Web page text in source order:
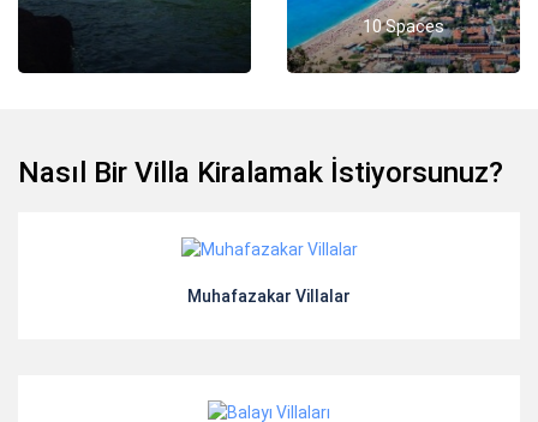
10 Spaces
Nasıl Bir Villa Kiralamak İstiyorsunuz?
Muhafazakar Villalar